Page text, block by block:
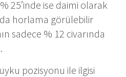
25’inde ise daimi olarak
horlama görülebilir
sadece % 12 civarında
pozisyonu ile ilgisi